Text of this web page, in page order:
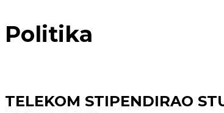
Politika
TELEKOM STIPENDIRAO